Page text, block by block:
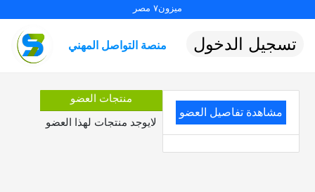
ميزون٧ مصر
منصة التواصل المهني تسجيل الدخول
مشاهدة تفاصيل العضو
منتجات العضو
لايوجد منتجات لهذا العضو